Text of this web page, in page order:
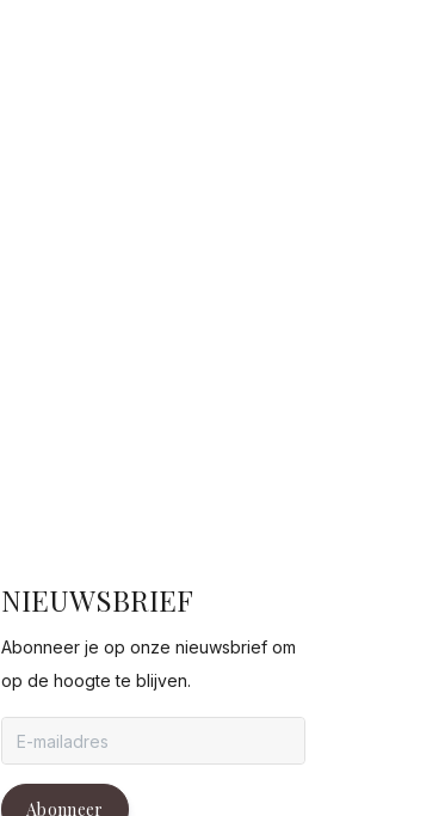
NIEUWSBRIEF
Abonneer je op onze nieuwsbrief om
op de hoogte te blijven.
Abonneer